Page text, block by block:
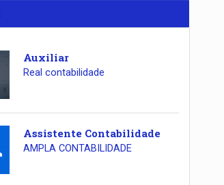
Auxiliar
Real contabilidade
Assistente Contabilidade
AMPLA CONTABILIDADE